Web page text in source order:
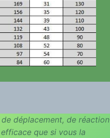
déplacement, de réaction
que si vous la